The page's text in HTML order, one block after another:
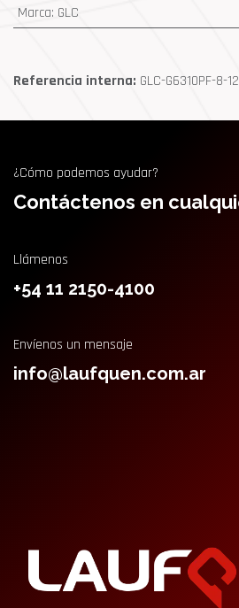
Marca: GLC
Referencia interna: GLC-G6310PF-8-
¿Cómo podemos ayudar?
Contáctenos en
Llámenos
+54 11 2150-4100
Envíenos un mensaje
info@laufquen.com.ar